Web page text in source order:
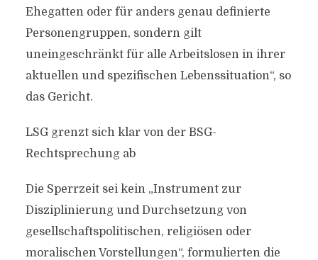
Ehegatten oder für anders genau definierte
Personengruppen, sondern gilt
uneingeschränkt für alle Arbeitslosen in ihrer
aktuellen und spezifischen Lebenssituation“, so
das Gericht.
LSG grenzt sich klar von der BSG-
Rechtsprechung ab
Die Sperrzeit sei kein „Instrument zur
Disziplinierung und Durchsetzung von
gesellschaftspolitischen, religiösen oder
moralischen Vorstellungen“, formulierten die